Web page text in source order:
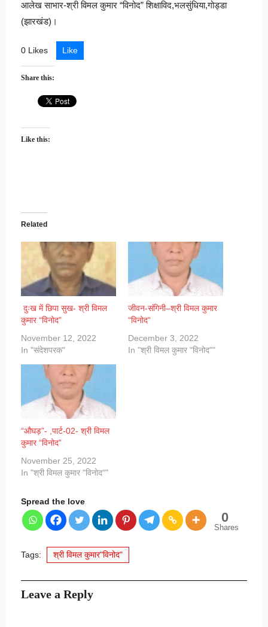
आलेख साभार-श्री विमल कुमार “विनोद” शिक्षाविद,भलसुंधिया,गोड्डा
(झारखंड)।
0 Likes Like
Share this:
Like this:
Related
दुःख में छिपा सुख- श्री विमल
कुमार “विनोद”
November 12, 2022
In "संदेशपरक"
जीवन-संगिनी–श्री विमल कुमार
“विनोद”
December 3, 2022
In "श्री विमल कुमार "विनोद""
“औघड़”- ,पार्ट-02- श्री विमल
कुमार “विनोद”
November 25, 2022
In "श्री विमल कुमार "विनोद""
Spread the love
0
Shares
Tags: श्री विमल कुमार"विनोद"
Leave a Reply